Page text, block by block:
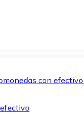
con